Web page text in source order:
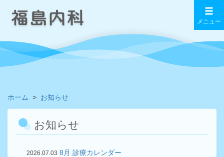
メニュー
ホーム お知らせ
お知らせ
2026.07.03 8月 診療カレンダー